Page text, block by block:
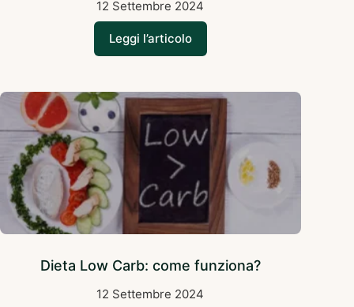
12 Settembre 2024
Leggi l’articolo
Dieta Low Carb: come funziona?
12 Settembre 2024